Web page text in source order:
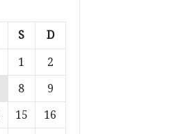
S D
1
2
8
9
15
16